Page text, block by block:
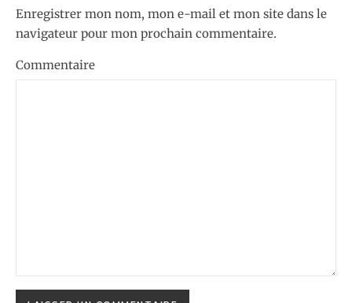
Enregistrer mon nom, mon e-mail et mon site dans le
navigateur pour mon prochain commentaire.
Commentaire